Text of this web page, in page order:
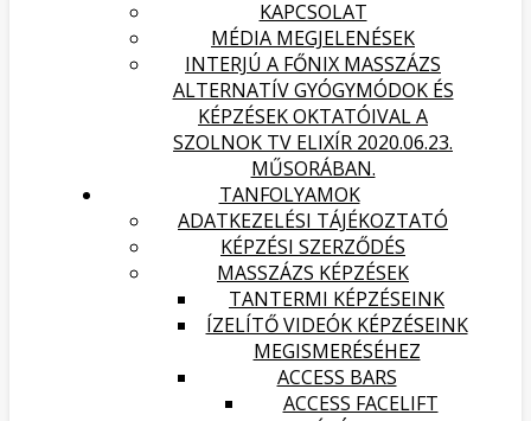
KAPCSOLAT
MÉDIA MEGJELENÉSEK
INTERJÚ A FŐNIX MASSZÁZS
ALTERNATÍV GYÓGYMÓDOK ÉS
KÉPZÉSEK OKTATÓIVAL A
SZOLNOK TV ELIXÍR 2020.06.23.
MŰSORÁBAN.
TANFOLYAMOK
ADATKEZELÉSI TÁJÉKOZTATÓ
KÉPZÉSI SZERZŐDÉS
MASSZÁZS KÉPZÉSEK
TANTERMI KÉPZÉSEINK
ÍZELÍTŐ VIDEÓK KÉPZÉSEINK
MEGISMERÉSÉHEZ
ACCESS BARS
ACCESS FACELIFT